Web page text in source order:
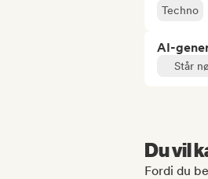
Techno
AI-
Står
Du vil
Fordi du